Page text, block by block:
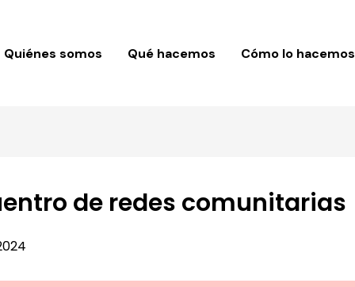
Quiénes somos Qué hacemos Cómo lo hacemos
de redes comunitarias